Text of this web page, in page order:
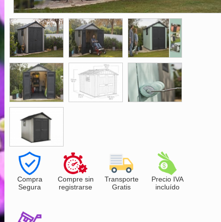
Compra
Segura
Compre sin
registrarse
Transporte
Gratis
Precio IVA
incluído